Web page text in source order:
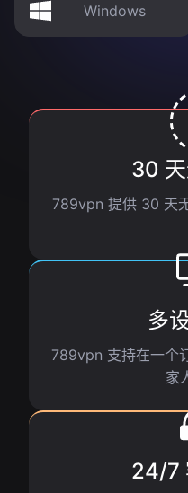
Windows
30
789vpn 提供 30 天
多
789vpn 支持在一个
家
24/7